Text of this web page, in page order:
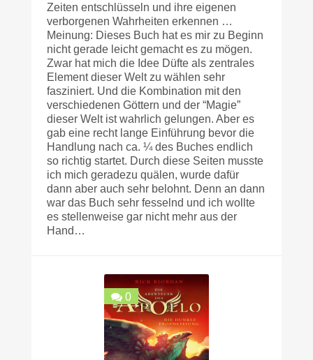
Zeiten entschlüsseln und ihre eigenen
verborgenen Wahrheiten erkennen …
Meinung: Dieses Buch hat es mir zu Beginn
nicht gerade leicht gemacht es zu mögen.
Zwar hat mich die Idee Düfte als zentrales
Element dieser Welt zu wählen sehr
fasziniert. Und die Kombination mit den
verschiedenen Göttern und der “Magie”
dieser Welt ist wahrlich gelungen. Aber es
gab eine recht lange Einführung bevor die
Handlung nach ca. ¼ des Buches endlich
so richtig startet. Durch diese Seiten musste
ich mich geradezu quälen, wurde dafür
dann aber auch sehr belohnt. Denn an dann
war das Buch sehr fesselnd und ich wollte
es stellenweise gar nicht mehr aus der
Hand…
0